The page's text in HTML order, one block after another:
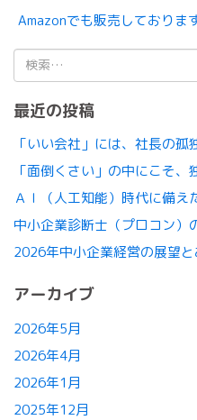
Amazonでも販売しておりま
検
索:
最近の投稿
「いい会社」には、社長の
「面倒くさい」の中にこそ
ＡＩ（人工知能）時代に備え
中小企業診断士（プロコン）
2026年中小企業経営の展望
アーカイブ
2026年5月
2026年4月
2026年1月
2025年12月